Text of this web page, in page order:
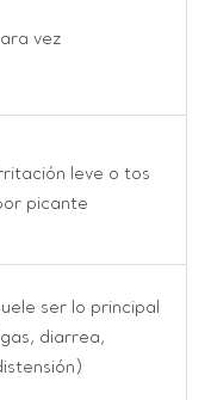
vez
leve o tos
picante
ser lo principal
diarrea,